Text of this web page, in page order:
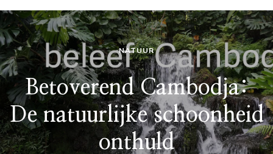
NATUUR
Betoverend Cambodja:
De natuurlijke schoonheid
onthuld